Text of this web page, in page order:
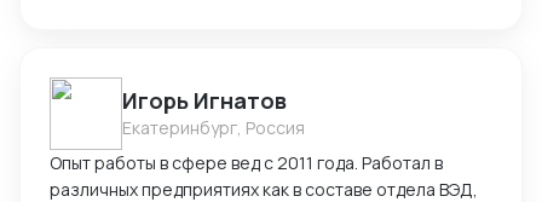
удалось создать эффективную команду логистов,
внедрить современные технологии управления
проектами и документооборотом, а также
сохранить стабильность бизнеса в условиях
Игорь Игнатов
Екатеринбург, Россия
Опыт работы в сфере вед с 2011 года. Работал в
различных предприятиях как в составе отдела ВЭД,